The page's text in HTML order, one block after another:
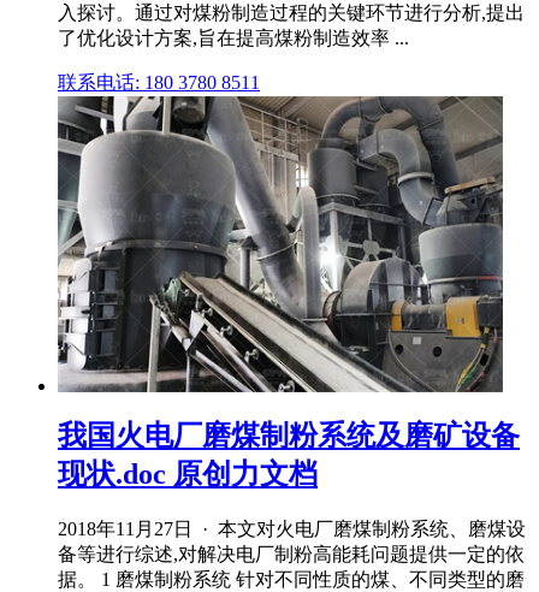
入探讨。通过对煤粉制造过程的关键环节进行分析,提出
了优化设计方案,旨在提高煤粉制造效率 ...
联系电话: 180 3780 8511
我国火电厂磨煤制粉系统及磨矿设备
现状.doc 原创力文档
2018年11月27日 · 本文对火电厂磨煤制粉系统、磨煤设
备等进行综述,对解决电厂制粉高能耗问题提供一定的依
据。 1 磨煤制粉系统 针对不同性质的煤、不同类型的磨